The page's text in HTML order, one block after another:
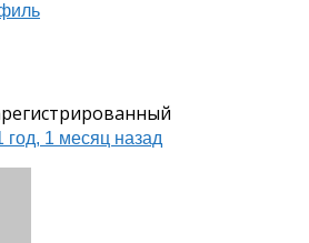
год, 1 месяц назад